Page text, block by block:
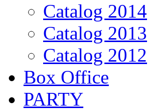
Catalog 2014
Catalog 2013
Catalog 2012
Box Office
PARTY